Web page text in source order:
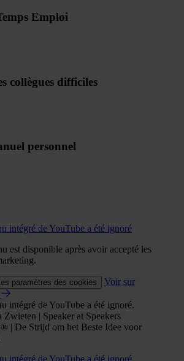
Emploi
collègues difficiles
personnel
intégré de YouTube a été ignoré
est disponible après avoir accepté les
paramètres des cookies
Voir sur
intégré de YouTube a été ignoré.
Zwieten | Speaker at Speakers
| De Strijd om het Beste Idee voor
intégré de YouTube a été ignoré